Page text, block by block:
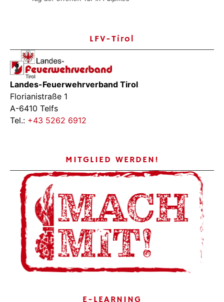
LFV-Tirol
Landes-Feuerwehrverband Tirol
Florianistraße 1
A-6410 Telfs
Tel.: +43 5262 6912
MITGLIED WERDEN!
E-LEARNING